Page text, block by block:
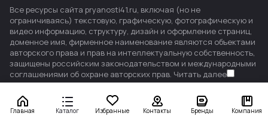
Главная Каталог Избранные Контакты Бренды Компания
Все ресурсы сайта pryanosti41.ru, включая (но не
ограничиваясь) текстовую, графическую, фотографическую и
видео информацию, структуру, дизайн и оформление страниц,
доменное имя, фирменное наименование являются объектами
авторского права и прав на интеллектуальную собственность,
защищены российским законодательством и международными
соглашениями об охране авторских прав. Читать далее